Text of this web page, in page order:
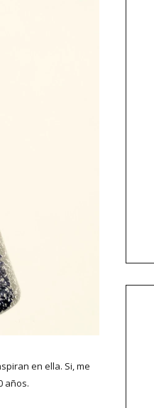
en ella. Si, me
años.